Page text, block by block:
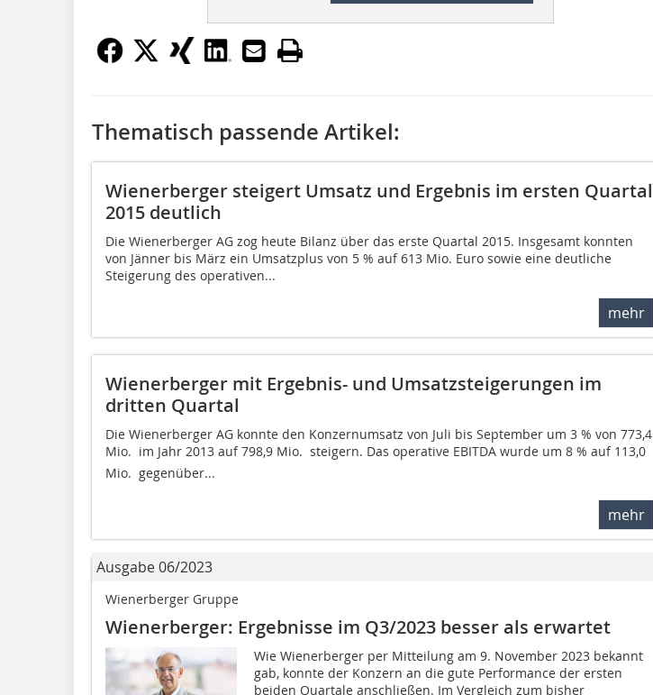
Thematisch passende Artikel:
Wienerberger steigert Umsatz und Ergebnis im ersten Quartal
2015 deutlich
Die Wienerberger AG zog heute Bilanz über das erste Quartal 2015. Insgesamt konnten
von Jänner bis März ein Umsatzplus von 5 % auf 613 Mio. Euro sowie eine deutliche
Steigerung des operativen...
mehr
Wienerberger mit Ergebnis- und Umsatzsteigerungen im
dritten Quartal
Die Wienerberger AG konnte den Konzernumsatz von Juli bis September um 3 % von 773,4
Mio.  im Jahr 2013 auf 798,9 Mio.  steigern. Das operative EBITDA wurde um 8 % auf 113,0
Mio.  gegenüber...
mehr
Ausgabe 06/2023
Wienerberger Gruppe
Wienerberger: Ergebnisse im Q3/2023 besser als erwartet
Wie Wienerberger per Mitteilung am 9. November 2023 bekannt
gab, konnte der Konzern an die gute Performance der ersten
beiden Quartale anschließen. Im Vergleich zum bisher